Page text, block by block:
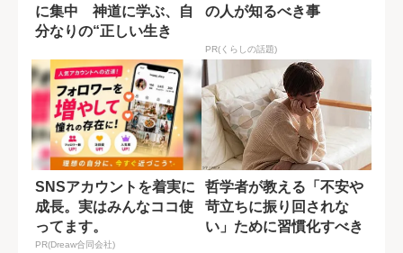
に集中 神道に学ぶ、自
分なりの“正しい生き
の人が知るべき事
PR(くらしの話題)
SNSアカウントを着実に
成長。実はみんなココ使
ってます。
PR(Dreaw合同会社)
哲学者が教える「不安や
苛立ちに振り回されな
い」ために習慣化すべき